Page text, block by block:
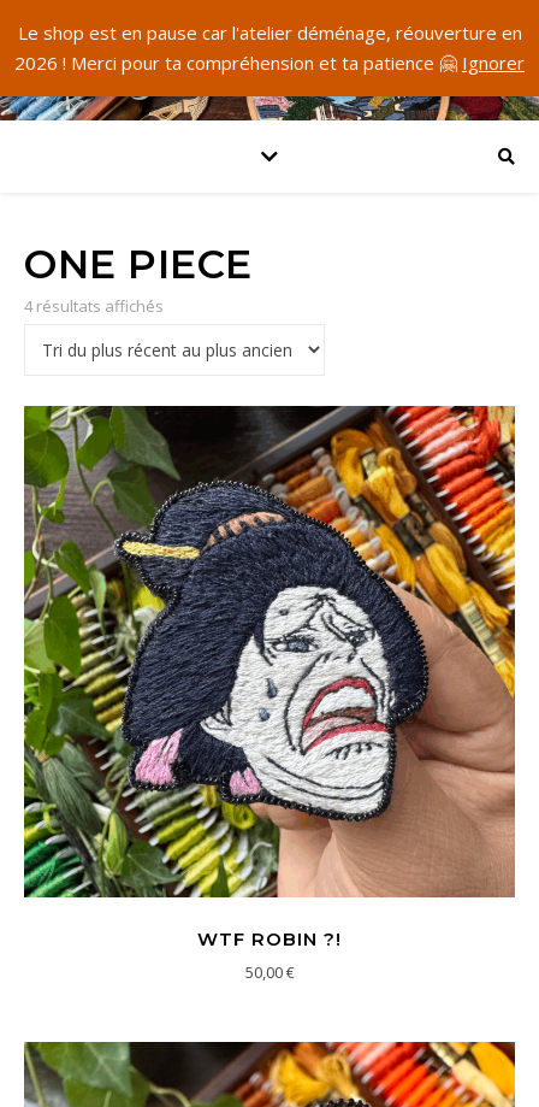
Le shop est en pause car l'atelier déménage, réouverture en
2026 ! Merci pour ta compréhension et ta patience 🤗 Ignorer
ONE PIECE
4 résultats affichés
WTF ROBIN ?!
50,00€